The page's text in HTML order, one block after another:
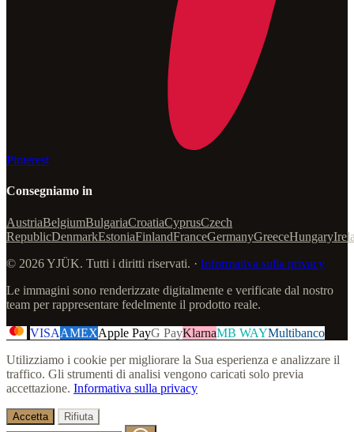
Pinterest
Consegniamo in
AustriaBelgiumBulgariaCroatiaCyprusCzech
RepublicDenmarkEstoniaFinlandFranceGermanyGreeceHungary
© 2026 YJÜK. Tutti i diritti riservati. · Informativa sulla privacy
Le immagini sono renderizzate digitalmente e verificate dal nostro
team per rappresentare fedelmente il prodotto reale.
VISAAMEXApple PayG PayKlarnaMB WAYMultibanco
Utilizziamo i cookie per migliorare la Sua esperienza e analizzare il
traffico. Gli strumenti di analisi vengono caricati solo previa
accettazione. Informativa sulla privacy
Accetta Rifiuta